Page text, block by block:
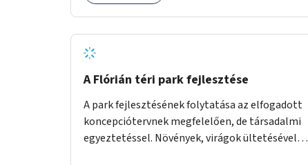
A Flórián téri park fejlesztése
A park fejlesztésének folytatása az elfogadott
koncepciótervnek megfelelően, de társadalmi
egyeztetéssel. Növények, virágok ültetésével, a